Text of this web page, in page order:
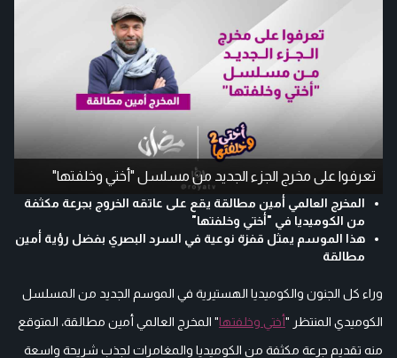
تعرفوا على مخرج الجزء الجديد من مسلسل "أختي وخلفتها"
المخرج العالمي أمين مطالقة يقع على عاتقه الخروج بجرعة مكثفة
من الكوميديا في "أختي وخلفتها"
هذا الموسم يمثل قفزة نوعية في السرد البصري بفضل رؤية أمين
مطالقة
وراء كل الجنون والكوميديا الهستيرية في الموسم الجديد من المسلسل
الكوميدي المنتظر "أختي وخلفتها" المخرج العالمي أمين مطالقة، المتوقع
منه تقديم جرعة مكثفة من الكوميديا والمغامرات لجذب شريحة واسعة